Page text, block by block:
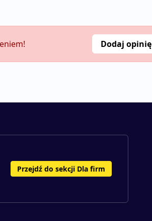
Dodaj opinię
Przejdź do sekcji Dla firm